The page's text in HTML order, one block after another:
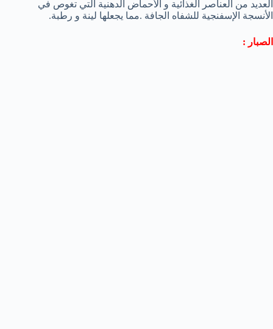
العديد من العناصر الغذائية و الأحماض الدهنية التي تغوص في
الأنسجة الإسفنجية للشفاه الجافة .مما يجعلها لينة و رطبة.
الصبار :